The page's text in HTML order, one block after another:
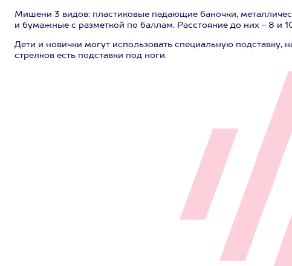
Мишени 3 видов: пластиковые падающие баночки,
и бумажные с разметкой по баллам. Расстояние до них - 8 и
Дети и новички могут использовать специальную
стрелков есть подставки под ноги.